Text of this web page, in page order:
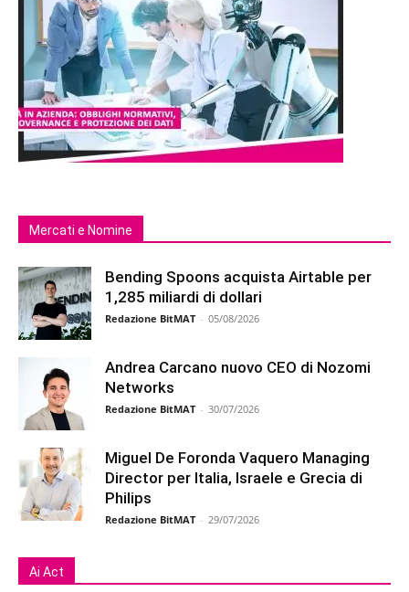
Mercati e Nomine
Bending Spoons acquista Airtable per
1,285 miliardi di dollari
Redazione BitMAT - 05/08/2026
Andrea Carcano nuovo CEO di Nozomi
Networks
Redazione BitMAT - 30/07/2026
Miguel De Foronda Vaquero Managing
Director per Italia, Israele e Grecia di
Philips
Redazione BitMAT - 29/07/2026
Ai Act